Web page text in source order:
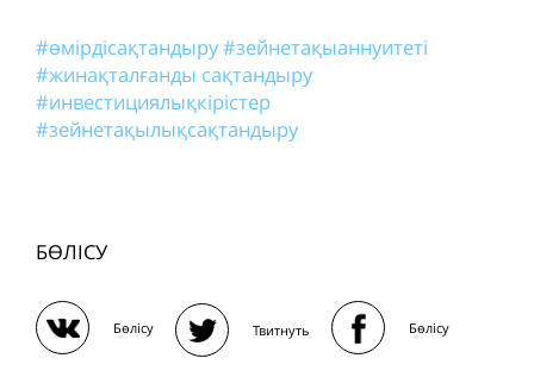
#өмірдісақтандыру#зейнетақыаннуитеті
#жинақталғанды сақтандыру
#инвестициялықкірістер
#зейнетақылықсақтандыру
БӨЛІСУ
Бөлісу Твитнуть Бөлісу